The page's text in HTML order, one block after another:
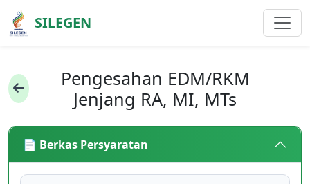
SILEGEN
Pengesahan EDM/RKM
Jenjang RA, MI, MTs
📄 Berkas Persyaratan